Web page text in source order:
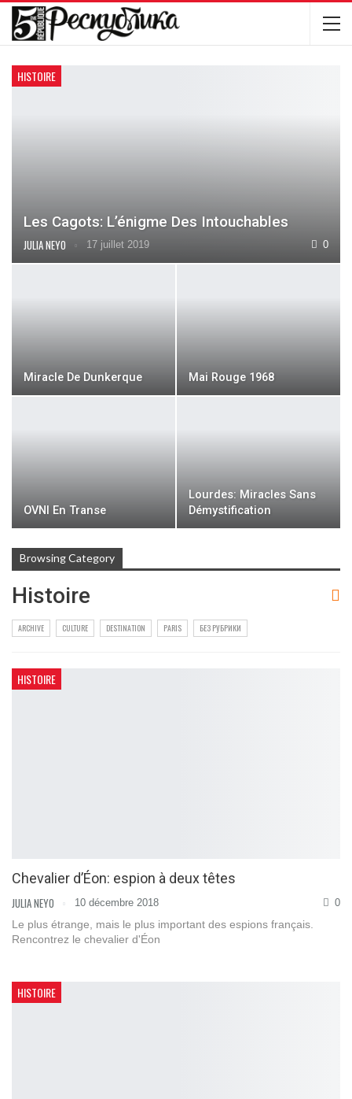
HISTOIRE
Les Cagots: L’énigme Des Intouchables
JULIA NEYO 17 juillet 2019 0
Miracle De Dunkerque Mai Rouge 1968
OVNI En Transe
Lourdes: Miracles Sans
Démystification
Browsing Category
Histoire
ARCHIVE CULTURE DESTINATION PARIS БЕЗ РУБРИКИ
HISTOIRE
Сhevalier d’Éon: espion à deux têtes
JULIA NEYO 10 décembre 2018 0
Le plus étrange, mais le plus important des espions français.
Rencontrez le chevalier d'Éon
HISTOIRE